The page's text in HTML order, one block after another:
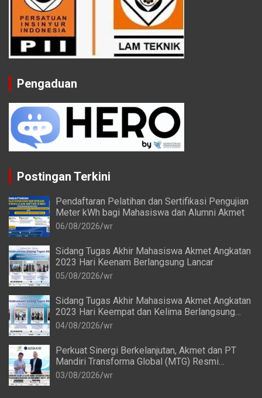
Pengaduan
Postingan Terkini
Pendaftaran Pelatihan dan Sertifikasi Pengujian
Meter kWh bagi Mahasiswa dan Alumni Akmet
06/08/2026 wr
Sidang Tugas Akhir Mahasiswa Akmet Angkatan
2023 Hari Keenam Berlangsung Lancar
05/08/2026 wr
Sidang Tugas Akhir Mahasiswa Akmet Angkatan
2023 Hari Keempat dan Kelima Berlangsung
Lancar
04/08/2026 wr
Perkuat Sinergi Berkelanjutan, Akmet dan PT
Mandiri Transforma Global (MTG) Resmi
Perpanjang Perjanjian Kerja Sama
03/08/2026 wr